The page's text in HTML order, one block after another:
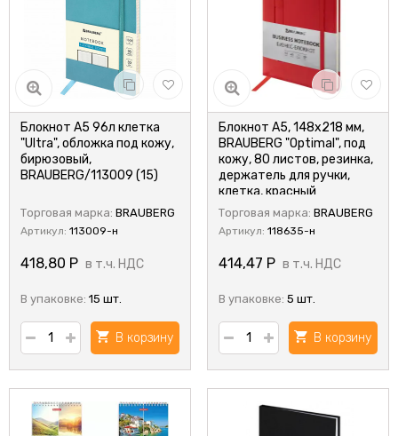
Блокнот А5 96л клетка
"Ultra", обложка под кожу,
бирюзовый,
BRAUBERG/113009 (15)
Торговая марка: BRAUBERG
Артикул: 113009-н
418,80 Р в т.ч. НДС
В упаковке: 15 шт.
В корзину
Блокнот А5, 148x218 мм,
BRAUBERG "Optimal", под
кожу, 80 листов, резинка,
держатель для ручки,
клетка, красный
Торговая марка: BRAUBERG
Артикул: 118635-н
414,47 Р в т.ч. НДС
В упаковке: 5 шт.
В корзину